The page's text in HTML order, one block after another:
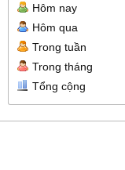
Hôm nay
Hôm qua
Trong tuần
Trong tháng
Tổng cộng